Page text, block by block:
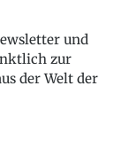
und
zur
der Welt der